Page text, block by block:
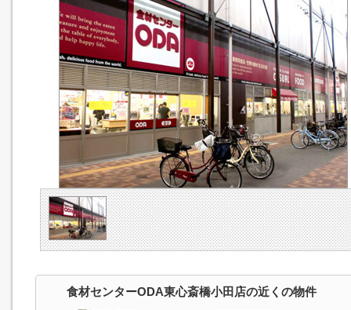
食材センターODA東心斎橋小田店の近くの物件